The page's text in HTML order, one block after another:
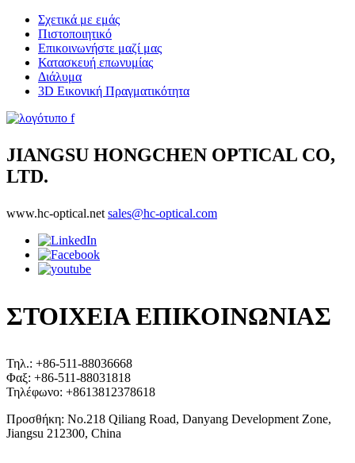
Σχετικά με εμάς
Πιστοποιητικό
Επικοινωνήστε μαζί μας
Κατασκευή επωνυμίας
Διάλυμα
3D Εικονική Πραγματικότητα
JIANGSU HONGCHEN OPTICAL CO,
LTD.
www.hc-optical.net sales@hc-optical.com
ΣΤΟΙΧΕΙΑ ΕΠΙΚΟΙΝΩΝΙΑΣ
Τηλ.: +86-511-88036668
Φαξ: +86-511-88031818
Τηλέφωνο: +8613812378618
Προσθήκη: No.218 Qiliang Road, Danyang Development Zone,
Jiangsu 212300, China